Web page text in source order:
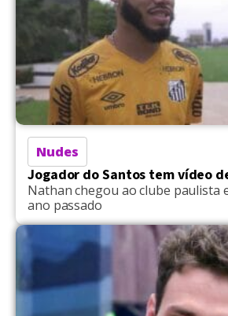
Nudes
Jogador do Santos tem vídeo
Nathan chegou ao clube paulista
ano passado